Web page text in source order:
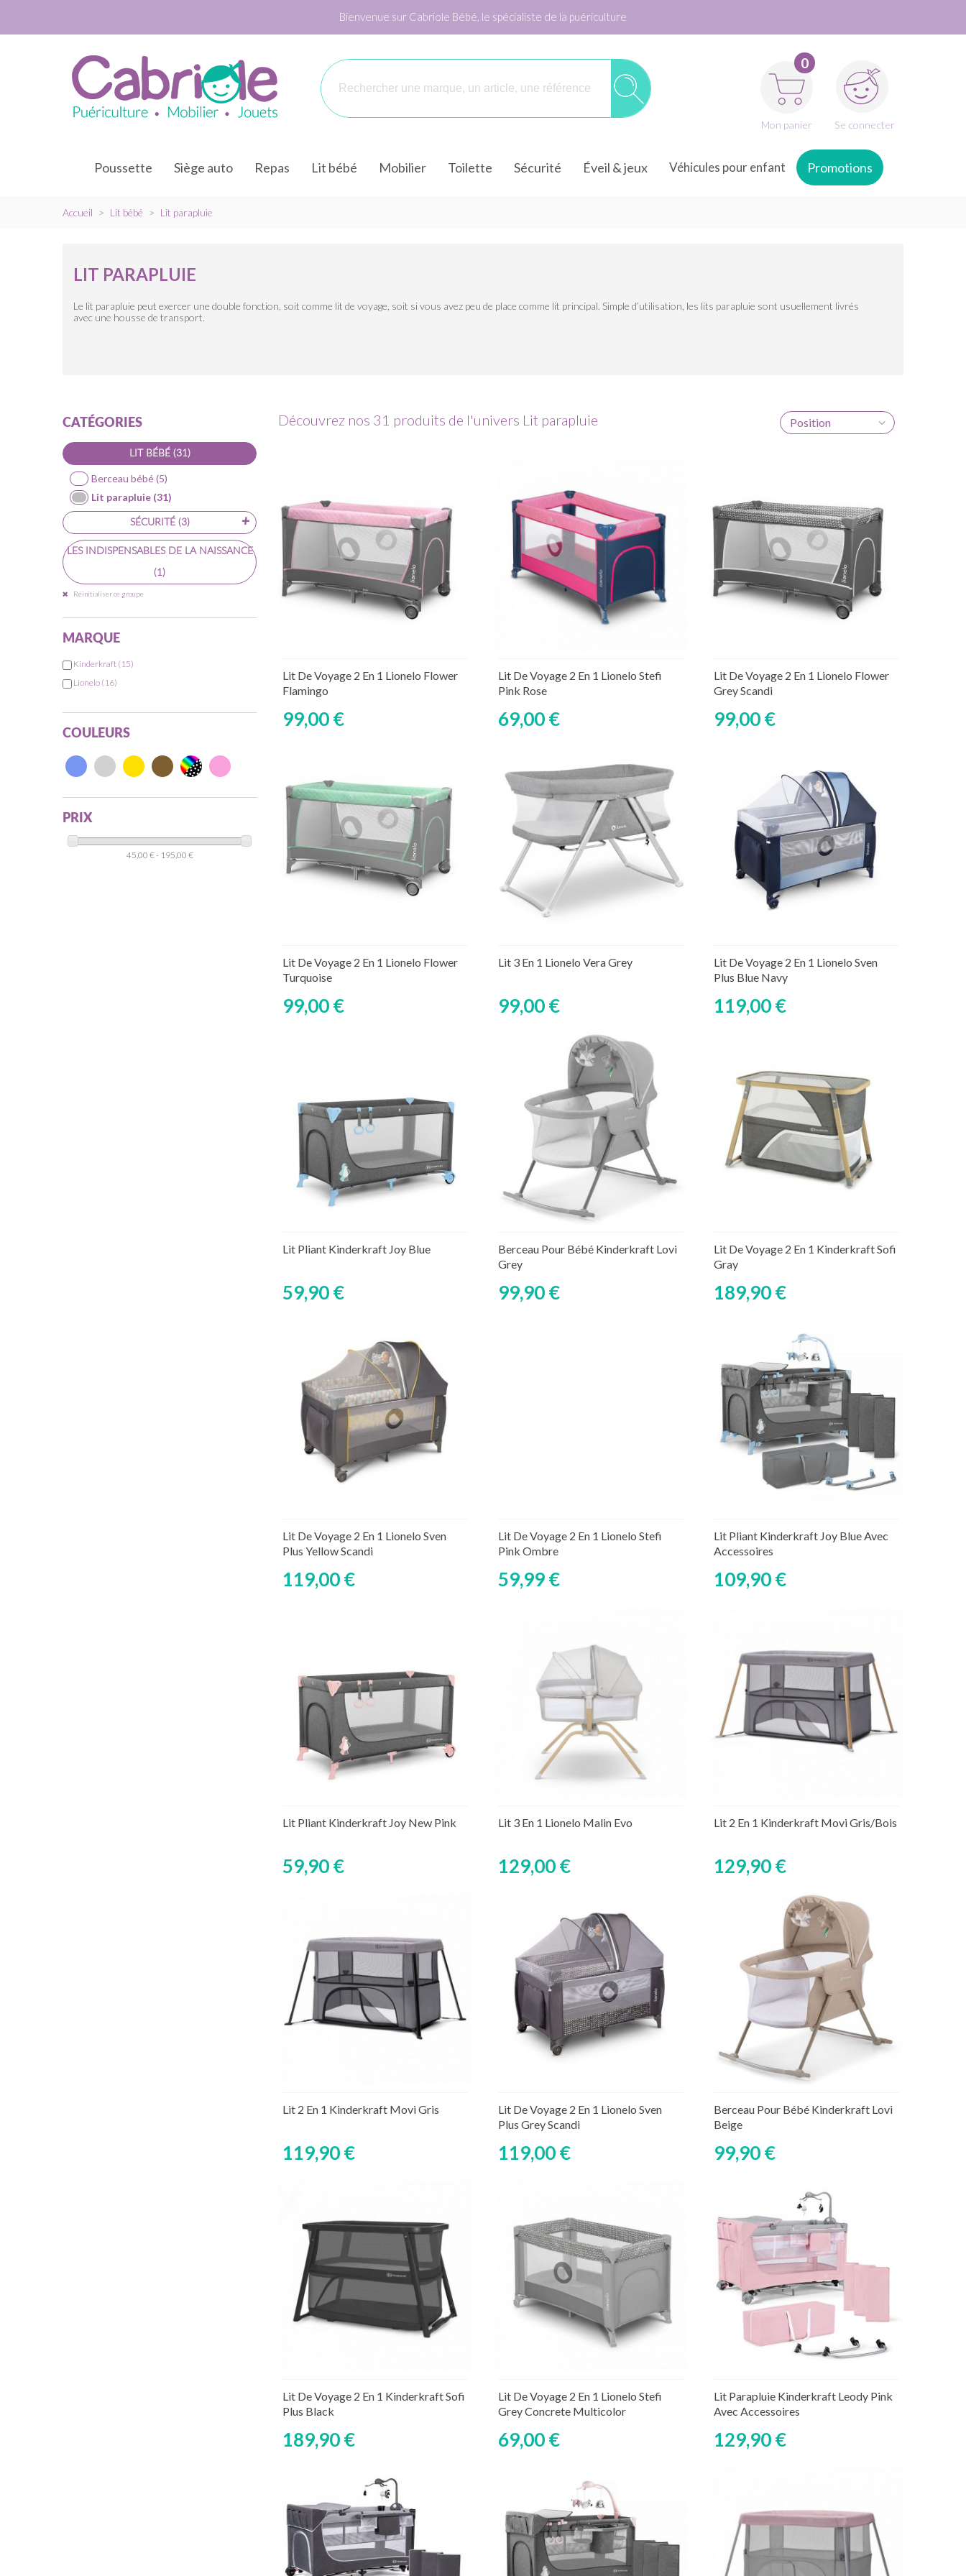
Bienvenue sur Cabriole Bébé, le spécialiste de la puériculture
0
Mon panier Se connecter
Poussette Siège auto Repas Lit bébé Mobilier Toilette Sécurité Éveil & jeux Véhicules pour enfant Promotions
Accueil > Lit bébé > Lit parapluie
LIT PARAPLUIE
Le lit parapluie peut exercer une double fonction, soit comme lit de voyage, soit si vous avez peu de place comme lit principal. Simple d’utilisation, les lits parapluie sont usuellement livrés
avec une housse de transport.
CATÉGORIES
LIT BÉBÉ (31)
Berceau bébé(5)
Lit parapluie (31)
+
SÉCURITÉ (3)
LES INDISPENSABLES DE LA NAISSANCE
(1)
Réinitialiser ce groupe
MARQUE
Kinderkraft (15)
Lionelo (16)
COULEURS
PRIX
45,00 € - 195,00 €
Découvrez nos 31 produits de l'univers Lit parapluie Position
Lit De Voyage 2 En 1 Lionelo Flower
Flamingo
99,00 €
Lit De Voyage 2 En 1 Lionelo Stefi
Pink Rose
69,00 €
Lit De Voyage 2 En 1 Lionelo Flower
Grey Scandi
99,00 €
Lit De Voyage 2 En 1 Lionelo Flower
Turquoise
99,00 €
Lit 3 En 1 Lionelo Vera Grey
99,00 €
Lit De Voyage 2 En 1 Lionelo Sven
Plus Blue Navy
119,00 €
Lit Pliant Kinderkraft Joy Blue
59,90 €
Berceau Pour Bébé Kinderkraft Lovi
Grey
99,90 €
Lit De Voyage 2 En 1 Kinderkraft Sofi
Gray
189,90 €
Lit De Voyage 2 En 1 Lionelo Sven
Plus Yellow Scandi
119,00 €
Lit De Voyage 2 En 1 Lionelo Stefi
Pink Ombre
59,99 €
Lit Pliant Kinderkraft Joy Blue Avec
Accessoires
109,90 €
Lit Pliant Kinderkraft Joy New Pink
59,90 €
Lit 3 En 1 Lionelo Malin Evo
129,00 €
Lit 2 En 1 Kinderkraft Movi Gris/Bois
129,90 €
Lit 2 En 1 Kinderkraft Movi Gris
119,90 €
Lit De Voyage 2 En 1 Lionelo Sven
Plus Grey Scandi
119,00 €
Berceau Pour Bébé Kinderkraft Lovi
Beige
99,90 €
Lit De Voyage 2 En 1 Kinderkraft Sofi
Plus Black
189,90 €
Lit De Voyage 2 En 1 Lionelo Stefi
Grey Concrete Multicolor
69,00 €
Lit Parapluie Kinderkraft Leody Pink
Avec Accessoires
129,90 €